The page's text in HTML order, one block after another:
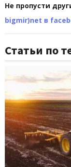
Не пропусти
bigmir)net в
Статьи по